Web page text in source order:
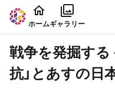
本文に飛ぶ
ホームギャラリー
戦争を発掘する
抗」とあすの日